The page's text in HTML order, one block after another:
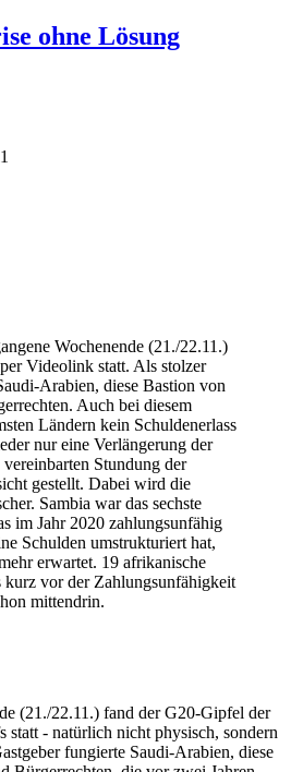
ohne Lösung
Wochenende (21./22.11.)
Videolink statt. Als stolzer
Arabien, diese Bastion von
Auch bei diesem
Ländern kein Schuldenerlass
nur eine Verlängerung der
Stundung der
gestellt. Dabei wird die
Sambia war das sechste
im Jahr 2020 zahlungsunfähig
Schulden umstrukturiert hat,
erwartet. 19 afrikanische
kurz vor der Zahlungsunfähigkeit
mittendrin.
(21./22.11.) fand der G20-Gipfel der
statt - natürlich nicht physisch, sondern
fungierte Saudi-Arabien, diese